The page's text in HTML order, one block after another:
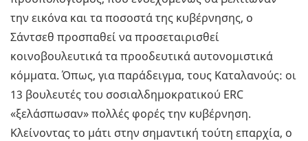
την εικόνα και τα ποσοστά της κυβέρνησης, ο
Σάντσεθ προσπαθεί να προσεταιρισθεί
κοινοβουλευτικά τα προοδευτικά αυτονομιστικά
κόμματα. Όπως, για παράδειγμα, τους Καταλανούς: οι
13 βουλευτές του σοσιαλδημοκρατικού ERC
«ξελάσπωσαν» πολλές φορές την κυβέρνηση.
Κλείνοντας το μάτι στην σημαντική τούτη επαρχία, ο